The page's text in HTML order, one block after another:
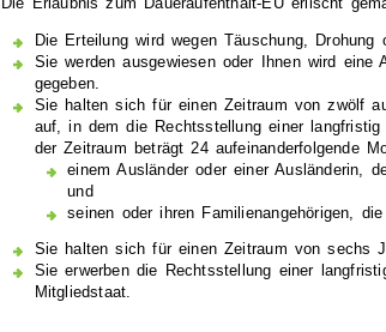
Die Erlaubnis zum Daueraufenthalt-EU erlischt
Die Erteilung wird wegen Täuschung, Drohung
Sie werden ausgewiesen oder Ihnen wird eine
gegeben.
Sie halten sich für einen Zeitraum von zwölf
auf, in dem die Rechtsstellung einer langfristig
der Zeitraum beträgt 24 aufeinanderfolgende
einem Ausländer oder einer Ausländerin,
und
seinen oder ihren Familienangehörigen,
Sie halten sich für einen Zeitraum von sechs
Sie erwerben die Rechtsstellung einer
Mitgliedstaat.